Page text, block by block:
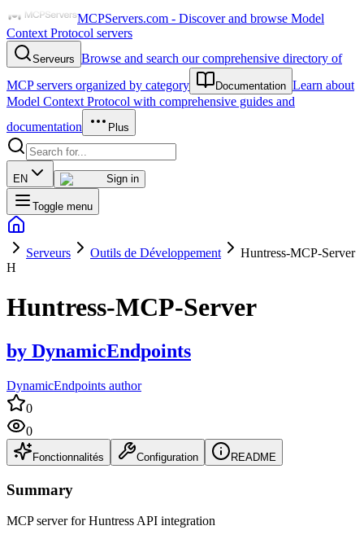
MCPServers.com - Discover and browse Model
Context Protocol servers
Serveurs Browse and search our comprehensive directory of
MCP servers organized by category
Documentation Learn about
Model Context Protocol with comprehensive guides and
documentation
Plus
EN Sign in
Toggle menu
Serveurs Outils de Développement
Huntress-MCP-Server
H
Huntress-MCP-Server
by DynamicEndpoints
DynamicEndpoints author
0
0
Fonctionnalités Configuration README
Summary
MCP server for Huntress API integration